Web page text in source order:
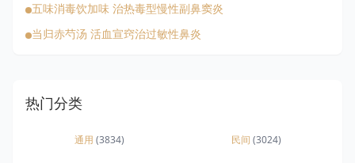
五味消毒饮加味 治热毒型慢性副鼻窦炎
当归赤芍汤 活血宣窍治过敏性鼻炎
热门分类
通用 (3834) 民间 (3024)